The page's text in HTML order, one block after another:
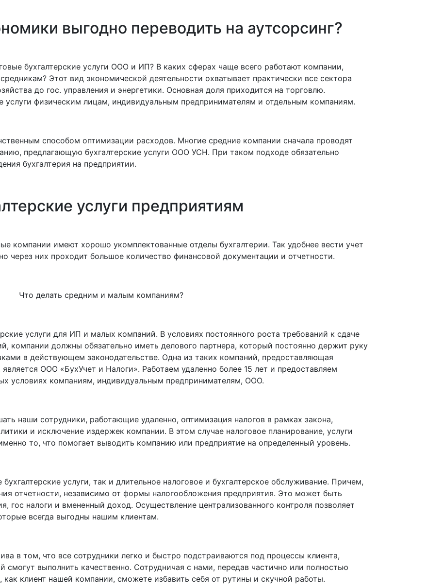
выгодно переводить на аутсорсинг?
бухгалтерские услуги ООО и ИП? В каких сферах чаще всего работают компании,
Этот вид экономической деятельности охватывает практически все сектора
до гос. управления и энергетики. Основная доля приходится на торговлю.
услуги физическим лицам, индивидуальным предпринимателям и отдельным компаниям.
способом оптимизации расходов. Многие средние компании сначала проводят
предлагающую бухгалтерские услуги ООО УСН. При таком подходе обязательно
бухгалтерия на предприятии.
услуги предприятиям
компании имеют хорошо укомплектованные отделы бухгалтерии. Так удобнее вести учет
через них проходит большое количество финансовой документации и отчетности.
Что делать средним и малым компаниям?
услуги для ИП и малых компаний. В условиях постоянного роста требований к сдаче
компании должны обязательно иметь делового партнера, который постоянно держит руку
в действующем законодательстве. Одна из таких компаний, предоставляющая
ООО «БухУчет и Налоги». Работаем удаленно более 15 лет и предоставляем
условиях компаниям, индивидуальным предпринимателям, ООО.
наши сотрудники, работающие удаленно, оптимизация налогов в рамках закона,
и исключение издержек компании. В этом случае налоговое планирование, услуги
то, что помогает выводить компанию или предприятие на определенный уровень.
услуги, так и длительное налоговое и бухгалтерское обслуживание. Причем,
отчетности, независимо от формы налогообложения предприятия. Это может быть
гос налоги и вмененный доход. Осуществление централизованного контроля позволяет
всегда выгодны нашим клиентам.
в том, что все сотрудники легко и быстро подстраиваются под процессы клиента,
смогут выполнить качественно. Сотрудничая с нами, передав частично или полностью
как клиент нашей компании, сможете избавить себя от рутины и скучной работы.